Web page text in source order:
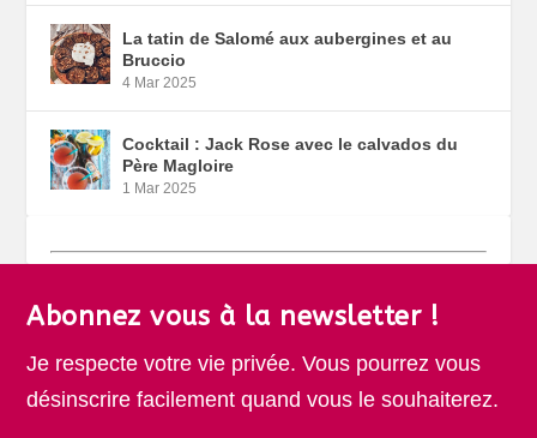
La tatin de Salomé aux aubergines et au
Bruccio
4 Mar 2025
Cocktail : Jack Rose avec le calvados du
Père Magloire
1 Mar 2025
Abonnez vous à la newsletter !
Je respecte votre vie privée. Vous pourrez vous
désinscrire facilement quand vous le souhaiterez.